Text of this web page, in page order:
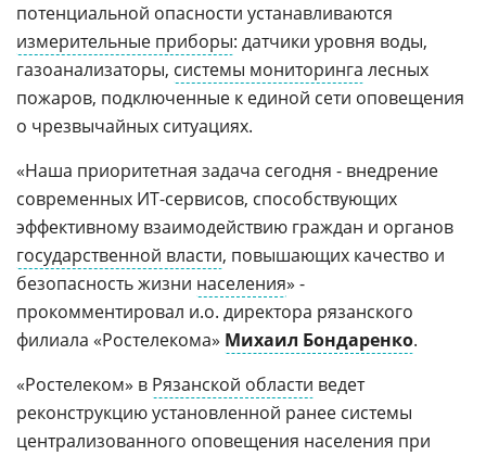
потенциальной опасности устанавливаются
измерительные приборы: датчики уровня воды,
газоанализаторы, системы мониторинга лесных
пожаров, подключенные к единой сети оповещения
о чрезвычайных ситуациях.
«Наша приоритетная задача сегодня - внедрение
современных ИТ-сервисов, способствующих
эффективному взаимодействию граждан и органов
государственной власти, повышающих качество и
безопасность жизни населения» -
прокомментировал и.о. директора рязанского
филиала «Ростелекома» Михаил Бондаренко.
«Ростелеком» в Рязанской области ведет
реконструкцию установленной ранее системы
централизованного оповещения населения при